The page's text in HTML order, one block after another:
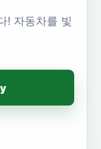
! 자동차를 빛